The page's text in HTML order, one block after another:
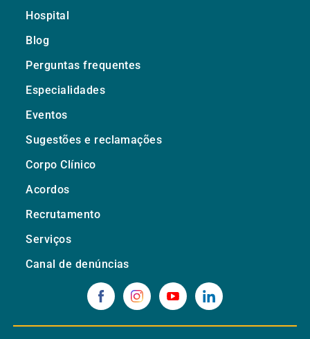
Hospital
Blog
Perguntas frequentes
Especialidades
Eventos
Sugestões e reclamações
Corpo Clínico
Acordos
Recrutamento
Serviços
Canal de denúncias